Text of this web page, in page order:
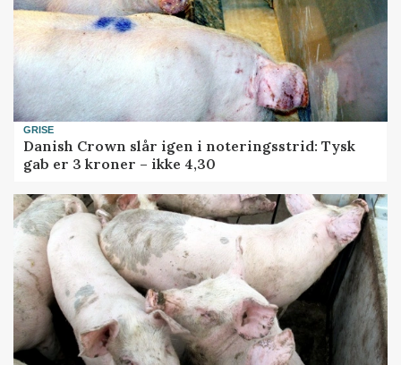
GRISE
Danish Crown slår igen i noteringsstrid: Tysk
gab er 3 kroner – ikke 4,30